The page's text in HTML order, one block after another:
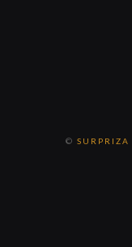
© SURPRIZA